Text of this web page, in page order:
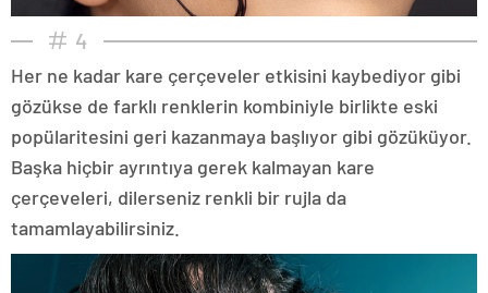
4
Her ne kadar kare çerçeveler etkisini kaybediyor gibi
gözükse de farklı renklerin kombiniyle birlikte eski
popülaritesini geri kazanmaya başlıyor gibi gözüküyor.
Başka hiçbir ayrıntıya gerek kalmayan kare
çerçeveleri, dilerseniz renkli bir rujla da
tamamlayabilirsiniz.